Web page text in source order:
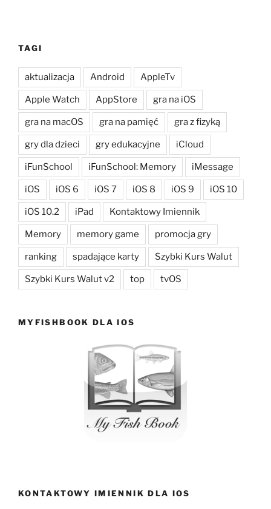
TAGI
aktualizacja Android AppleTv
Apple Watch AppStore gra na iOS
gra na macOS gra na pamięć gra z fizyką
gry dla dzieci gry edukacyjne iCloud
iFunSchool iFunSchool: Memory iMessage
iOS iOS 6 iOS 7 iOS 8 iOS 9 iOS 10
iOS 10.2 iPad Kontaktowy Imiennik
Memory memory game promocja gry
ranking spadające karty Szybki Kurs Walut
Szybki Kurs Walut v2 top tvOS
MYFISHBOOK DLA IOS
KONTAKTOWY IMIENNIK DLA IOS